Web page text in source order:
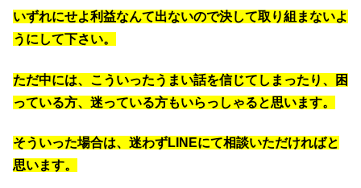
いずれにせよ利益なんて出ないので決して取り組まないよ
うにして下さい。
ただ中には、こういったうまい話を信じてしまったり、困
っている方、迷っている方もいらっしゃると思います。
そういった場合は、迷わずLINEにて相談いただければと
思います。